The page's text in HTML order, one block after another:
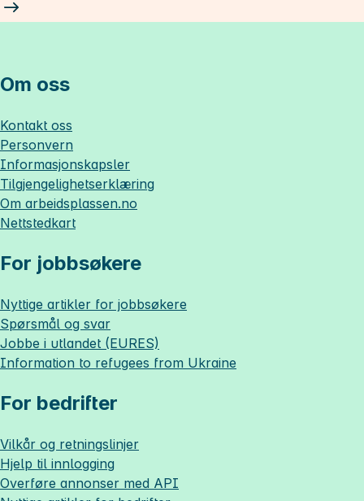
Om oss
Kontakt oss
Personvern
Informasjonskapsler
Tilgjengelighetserklæring
Om arbeidsplassen.no
Nettstedkart
For jobbsøkere
Nyttige artikler for jobbsøkere
Spørsmål og svar
Jobbe i utlandet (EURES)
Information to refugees from Ukraine
For bedrifter
Vilkår og retningslinjer
Hjelp til innlogging
Overføre annonser med API